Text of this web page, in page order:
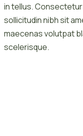
in tellus.
sollicitudin nibh sit
maecenas volutpat
scelerisque.